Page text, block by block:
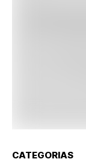
CATEGORIAS